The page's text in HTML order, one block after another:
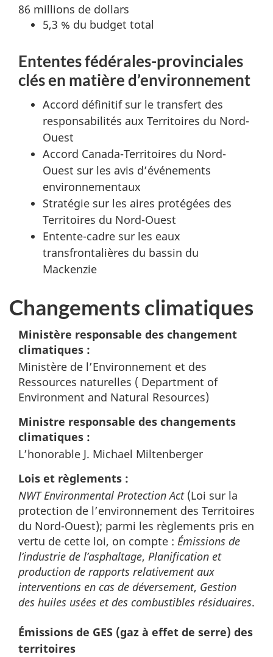
86 millions de dollars
5,3 % du budget total
Ententes fédérales-provinciales
clés en matière d’environnement
Accord définitif sur le transfert des
responsabilités aux Territoires du Nord-
Ouest
Accord Canada-Territoires du Nord-
Ouest sur les avis d’événements
environnementaux
Stratégie sur les aires protégées des
Territoires du Nord-Ouest
Entente-cadre sur les eaux
transfrontalières du bassin du
Mackenzie
Changements climatiques
Ministère responsable des changement
climatiques :
Ministère de l’Environnement et des
Ressources naturelles ( Department of
Environment and Natural Resources)
Ministre responsable des changements
climatiques :
L’honorable J. Michael Miltenberger
Lois et règlements :
NWT Environmental Protection Act(Loi sur la
protection de l’environnement des Territoires
du Nord-Ouest); parmi les règlements pris en
vertu de cette loi, on compte : Émissions de
l’industrie de l’asphaltage, Planification et
production de rapports relativement aux
interventions en cas de déversement, Gestion
des huiles usées et des combustibles résiduaires.
Émissions de GES (gaz à effet de serre) des
territoires